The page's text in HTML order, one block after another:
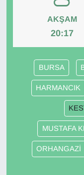
AKŞAM
20:17
BURSA
HARMANCIK
MUSTAFA
ORHANGAZİ
Gündem
HABERDE
İngilizce
Kamu